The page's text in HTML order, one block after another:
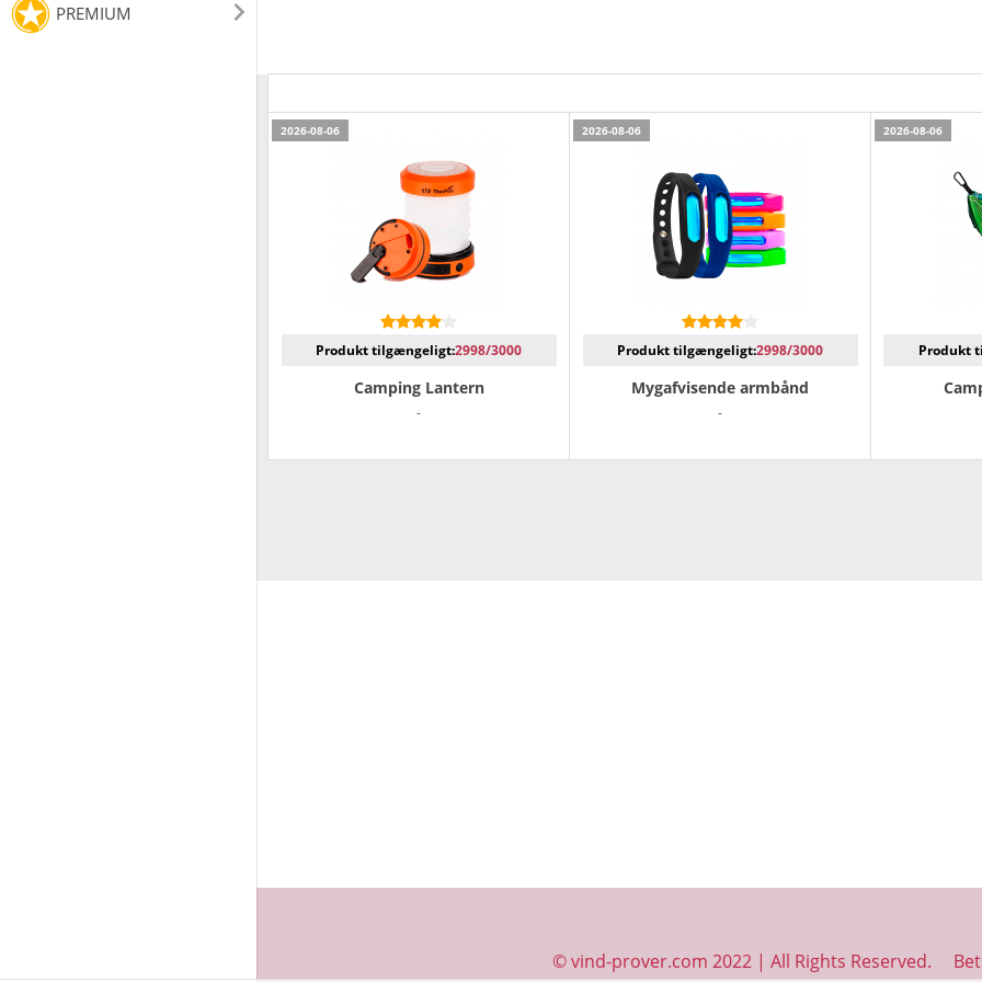
PREMIUM
2026-08-06
Produkt tilgængeligt:2998/3000
Camping Lantern
-
2026-08-06
Produkt tilgængeligt:2998/3000
Mygafvisende armbånd
-
2026-08-06
Produkt
© vind-prover.com 2022 | All Rights Reserved.